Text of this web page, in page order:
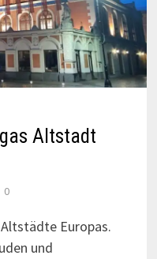
Altstadt
0
Europas.
und